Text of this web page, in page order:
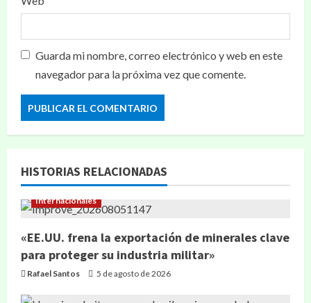
Guarda mi nombre, correo electrónico y web en este
navegador para la próxima vez que comente.
HISTORIAS RELACIONADAS
Internacionales
«EE.UU. frena la exportación de minerales clave
para proteger su industria militar»
Rafael Santos 5 de agosto de 2026